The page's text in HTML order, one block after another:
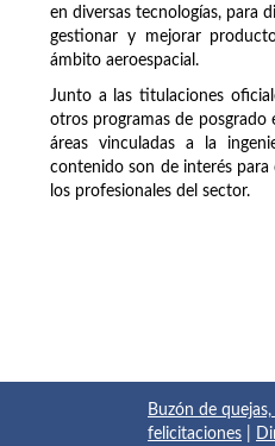
en diversas tecnologías, para
gestionar y mejorar
ámbito aeroespacial.
Junto a las titulaciones
otros programas de posgrado
áreas vinculadas a la
contenido son de interés
los profesionales del sector.
Buzón de
felicitaciones